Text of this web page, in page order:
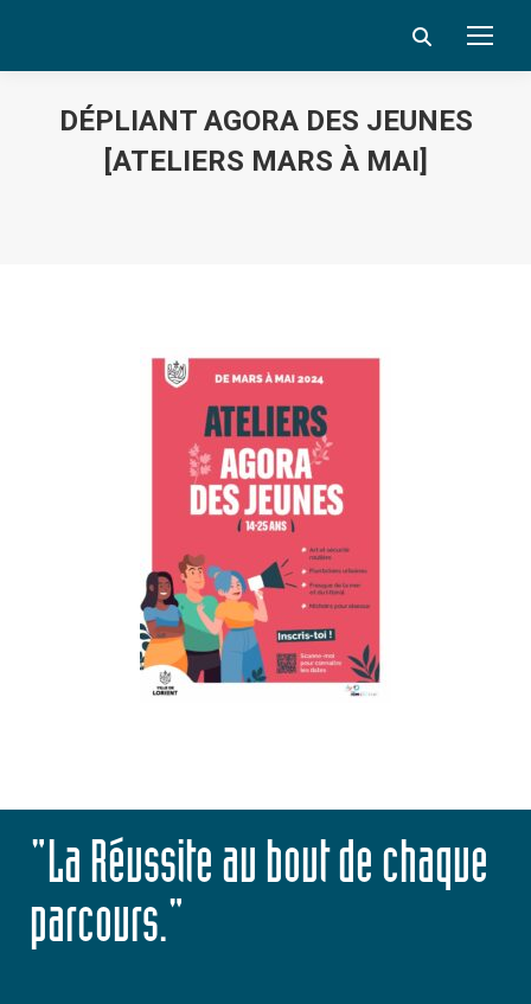
Search:
DÉPLIANT AGORA DES JEUNES
[ATELIERS MARS À MAI]
"La Réussite au bout de chaque
parcours."